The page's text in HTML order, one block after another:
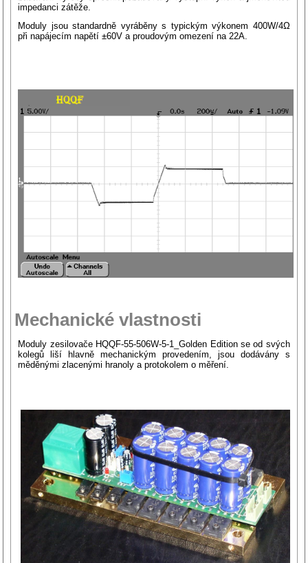
impedanci zátěže.
Moduly jsou standardně vyráběny s typickým výkonem 400W/4Ω
při napájecím napětí ±60V a proudovým omezení na 22A.
Mechanické vlastnosti
Moduly zesilovače HQQF-55-506W-5-1_Golden Edition se od svých
kolegů liší hlavně mechanickým provedením, jsou dodávány s
měděnými zlacenými hranoly a protokolem o měření.